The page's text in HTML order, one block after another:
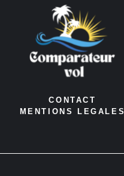
CONTACT
MENTIONS LEGALES